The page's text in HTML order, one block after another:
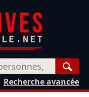
Recherche avancée